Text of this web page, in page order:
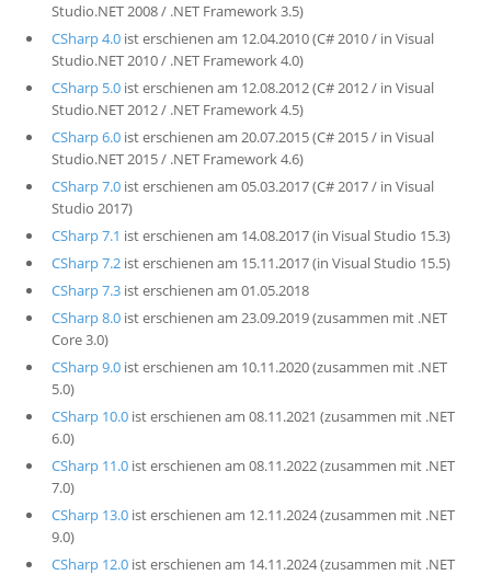
Studio.NET 2008 / .NET Framework 3.5)
CSharp 4.0ist erschienen am 12.04.2010 (C# 2010 / in Visual
Studio.NET 2010 / .NET Framework 4.0)
CSharp 5.0ist erschienen am 12.08.2012 (C# 2012 / in Visual
Studio.NET 2012 / .NET Framework 4.5)
CSharp 6.0ist erschienen am 20.07.2015 (C# 2015 / in Visual
Studio.NET 2015 / .NET Framework 4.6)
CSharp 7.0ist erschienen am 05.03.2017 (C# 2017 / in Visual
Studio 2017)
CSharp 7.1 ist erschienen am 14.08.2017 (in Visual Studio 15.3)
CSharp 7.2ist erschienen am 15.11.2017 (in Visual Studio 15.5)
CSharp 7.3ist erschienen am 01.05.2018
CSharp 8.0ist erschienen am 23.09.2019 (zusammen mit .NET
Core 3.0)
CSharp 9.0ist erschienen am 10.11.2020 (zusammen mit .NET
5.0)
CSharp 10.0ist erschienen am 08.11.2021 (zusammen mit .NET
6.0)
CSharp 11.0ist erschienen am 08.11.2022 (zusammen mit .NET
7.0)
CSharp 13.0ist erschienen am 12.11.2024 (zusammen mit .NET
9.0)
CSharp 12.0ist erschienen am 14.11.2024 (zusammen mit .NET